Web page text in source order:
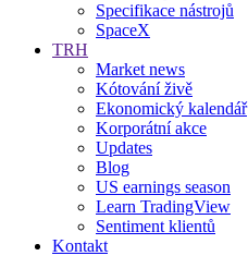
Specifikace nástrojů
SpaceX
TRH
Market news
Kótování živě
Ekonomický kalendář
Korporátní akce
Updates
Blog
US earnings season
Learn TradingView
Sentiment klientů
Kontakt